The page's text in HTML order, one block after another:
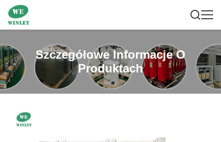
Szczegółowe Informacje O
Produktach